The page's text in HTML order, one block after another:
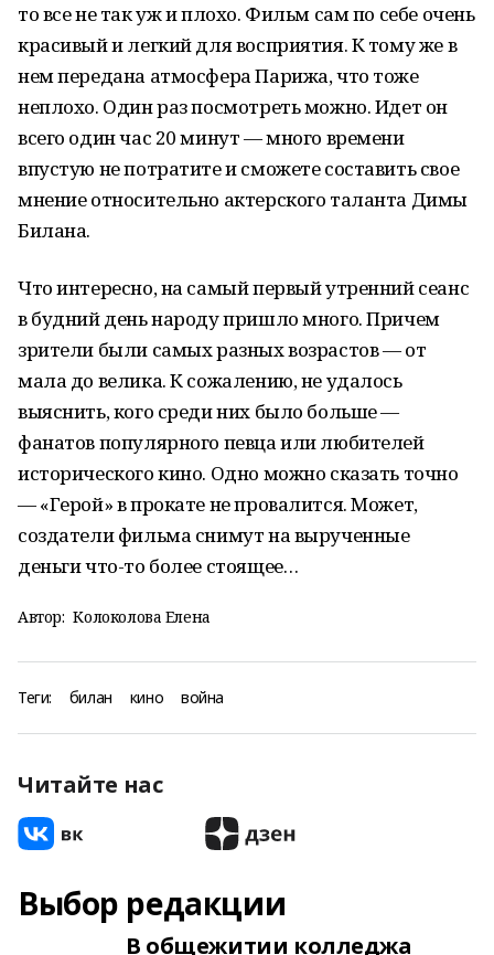
то все не так уж и плохо. Фильм сам по себе очень
красивый и легкий для восприятия. К тому же в
нем передана атмосфера Парижа, что тоже
неплохо. Один раз посмотреть можно. Идет он
всего один час 20 минут — много времени
впустую не потратите и сможете составить свое
мнение относительно актерского таланта Димы
Билана.
Что интересно, на самый первый утренний сеанс
в будний день народу пришло много. Причем
зрители были самых разных возрастов — от
мала до велика. К сожалению, не удалось
выяснить, кого среди них было больше —
фанатов популярного певца или любителей
исторического кино. Одно можно сказать точно
— «Герой» в прокате не провалится. Может,
создатели фильма снимут на вырученные
деньги что-то более стоящее…
Автор: Колоколова Елена
Теги: билан кино война
Читайте нас
Выбор редакции
В общежитии колледжа